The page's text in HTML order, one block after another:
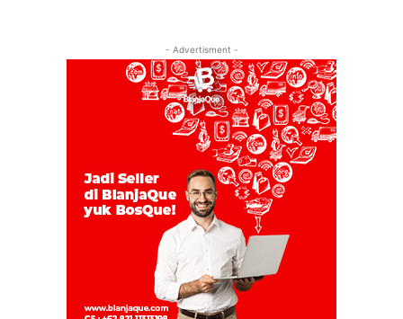
- Advertisment -